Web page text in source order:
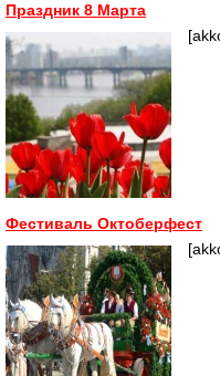
Праздник 8 Марта
Фестиваль Октоберфест